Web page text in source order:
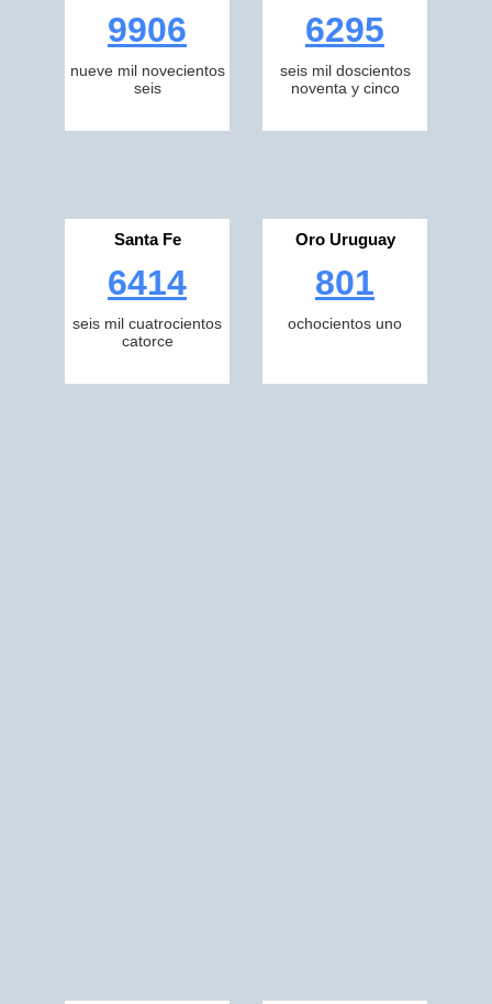
9906
nueve mil novecientos
seis
6295
seis mil doscientos
noventa y cinco
Santa Fe
6414
seis mil cuatrocientos
catorce
Oro Uruguay
801
ochocientos uno